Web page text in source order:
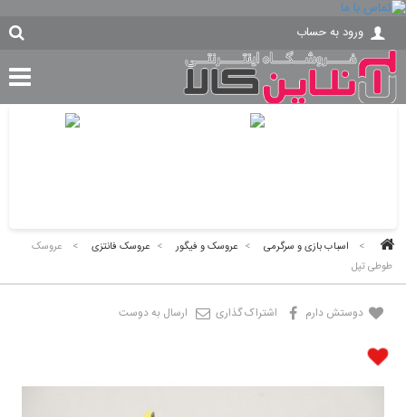
ورود به حساب
> اسباب بازی و سرگرمی > عروسک و فیگور > عروسک فانتزی >
عروسک
طوطی تپل
دوستش دارم اشتراک گذاری ارسال به دوست